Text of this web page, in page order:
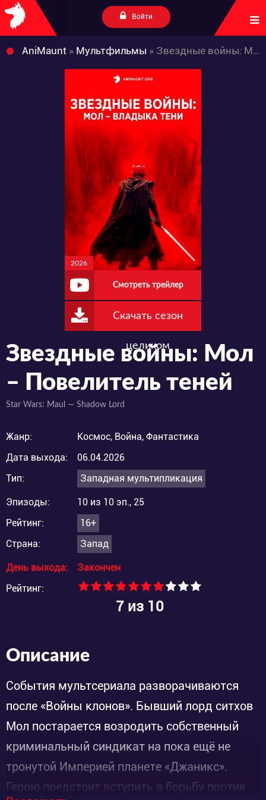
Войти
AniMaunt » Мультфильмы » Звездные войны: Мол – Повелитель теней
2026
Смотреть трейлер
Скачать сезон
целиком
Звездные войны: Мол
– Повелитель теней
Star Wars: Maul — Shadow Lord
Жанр:
Космос, Война, Фантастика
Дата выхода:
06.04.2026
Тип:
Западная мультипликация
Эпизоды:
10 из 10 эп., 25
Рейтинг:
16+
Страна:
Запад
День выхода:
Закончен
Рейтинг:
7из 10
Описание
События мультсериала разворачиваются
после «Войны клонов». Бывший лорд ситхов
Мол постарается возродить собственный
криминальный синдикат на пока ещё не
тронутой Империей планете «Джаникс».
Герою предстоит вступить в борьбу против